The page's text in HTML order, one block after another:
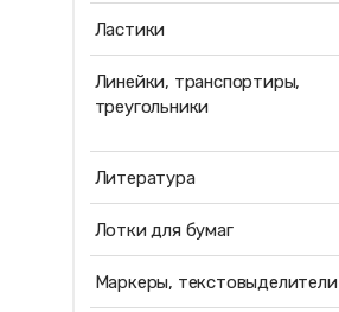
Ластики
Линейки, транспортиры,
треугольники
Литература
Лотки для бумаг
Маркеры, текстовыделители